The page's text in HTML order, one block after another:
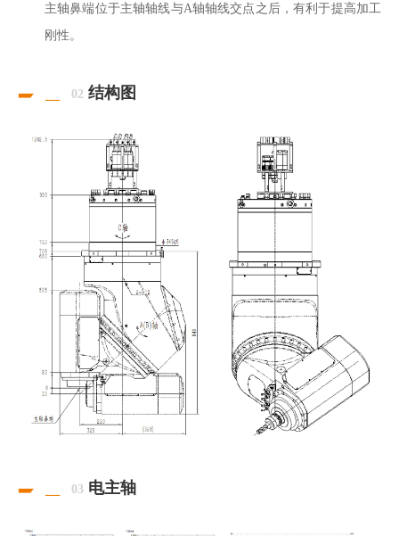
主轴鼻端位于主轴轴线与A轴轴线交点之后，有利于提高加工
刚性。
02 结构图
03 电主轴